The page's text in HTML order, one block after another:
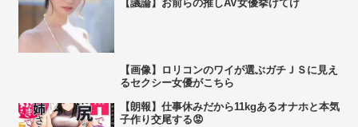
【議論】お前らの推しAV女優挙げてけ
【画像】ロリコンのワイが選ぶガチＪＳに見え
るセクシー女優がこちら
【朗報】仕事休みだから11kgあるオナホと本気
子作り交尾する😡